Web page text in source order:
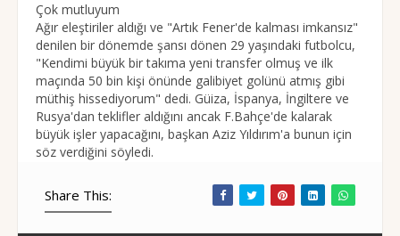
Çok mutluyum
Ağır eleştiriler aldığı ve "Artık Fener'de kalması imkansız"
denilen bir dönemde şansı dönen 29 yaşındaki futbolcu,
"Kendimi büyük bir takıma yeni transfer olmuş ve ilk
maçında 50 bin kişi önünde galibiyet golünü atmış gibi
müthiş hissediyorum" dedi. Güiza, İspanya, İngiltere ve
Rusya'dan teklifler aldığını ancak F.Bahçe'de kalarak
büyük işler yapacağını, başkan Aziz Yıldırım'a bunun için
söz verdiğini söyledi.
Share This: